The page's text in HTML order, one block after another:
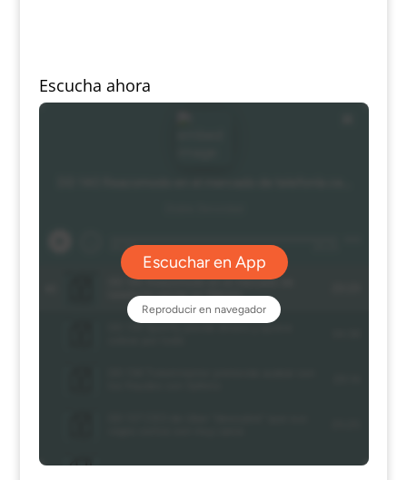
Escucha ahora